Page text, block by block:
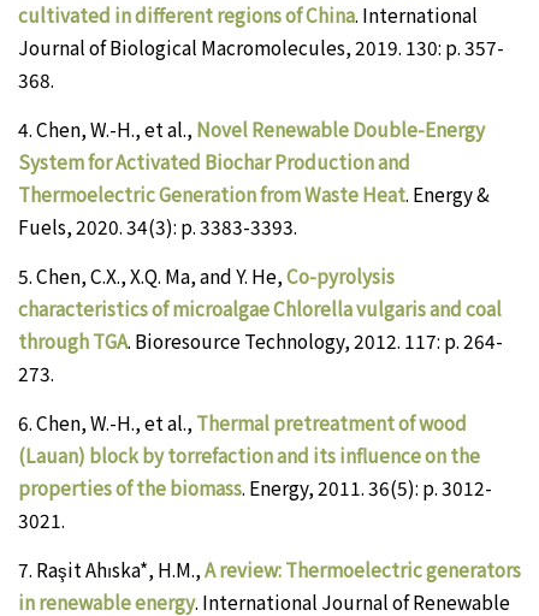
cultivated in different regions of China. International
Journal of Biological Macromolecules, 2019. 130: p. 357-
368.
4.Chen, W.-H., et al., Novel Renewable Double-Energy
System for Activated Biochar Production and
Thermoelectric Generation from Waste Heat. Energy &
Fuels, 2020. 34(3): p. 3383-3393.
5.Chen, C.X., X.Q. Ma, and Y. He,Co-pyrolysis
characteristics of microalgae Chlorella vulgaris and coal
through TGA. Bioresource Technology, 2012. 117: p. 264-
273.
6.Chen, W.-H., et al., Thermal pretreatment of wood
(Lauan) block by torrefaction and its influence on the
properties of the biomass. Energy, 2011. 36(5): p. 3012-
3021.
7. Raşit Ahıska*, H.M.,A review: Thermoelectric generators
in renewable energy. International Journal of Renewable